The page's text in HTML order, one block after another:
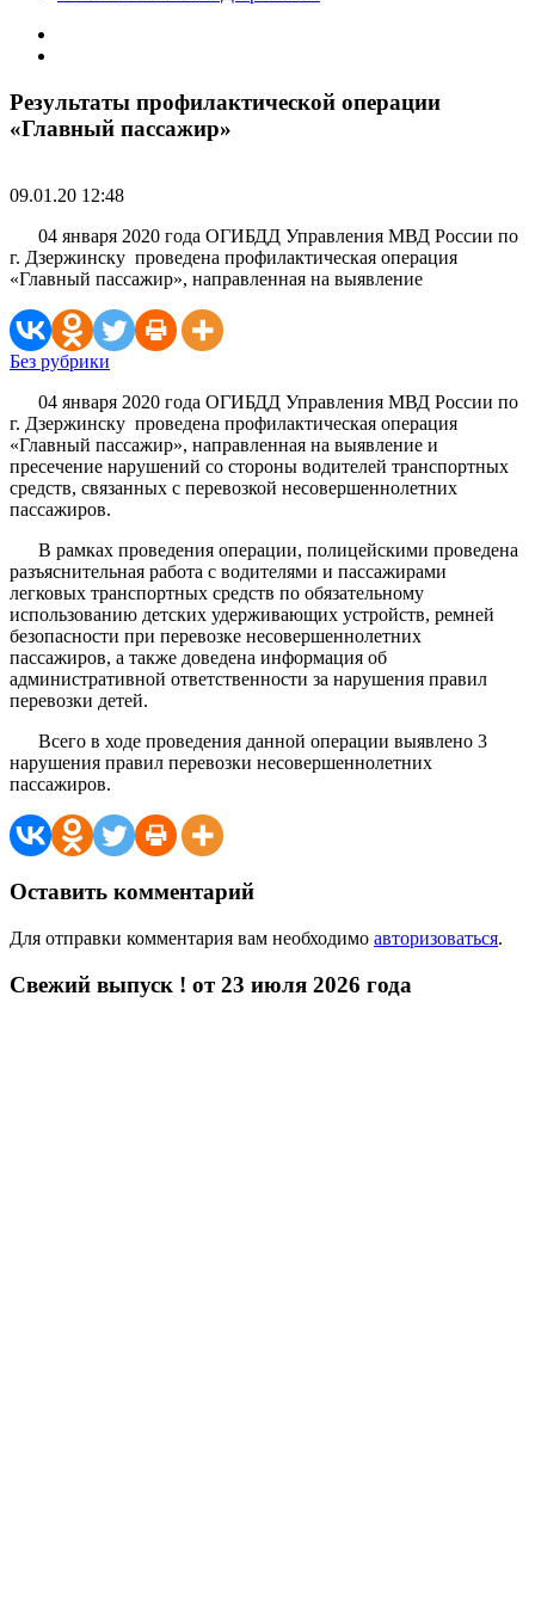
Результаты профилактической операции
«Главный пассажир»
09.01.20 12:48
04 января 2020 года ОГИБДД Управления МВД России по
г. Дзержинску проведена профилактическая операция
«Главный пассажир», направленная на выявление
Без рубрики
04 января 2020 года ОГИБДД Управления МВД России по
г. Дзержинску проведена профилактическая операция
«Главный пассажир», направленная на выявление и
пресечение нарушений со стороны водителей транспортных
средств, связанных с перевозкой несовершеннолетних
пассажиров.
В рамках проведения операции, полицейскими проведена
разъяснительная работа с водителями и пассажирами
легковых транспортных средств по обязательному
использованию детских удерживающих устройств, ремней
безопасности при перевозке несовершеннолетних
пассажиров, а также доведена информация об
административной ответственности за нарушения правил
перевозки детей.
Всего в ходе проведения данной операции выявлено 3
нарушения правил перевозки несовершеннолетних
пассажиров.
Оставить комментарий
Для отправки комментария вам необходимо авторизоваться.
Свежий выпуск ! от 23 июля 2026 года